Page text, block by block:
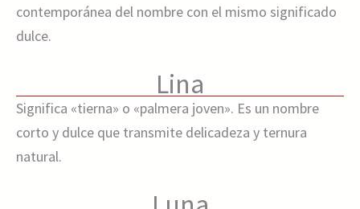
contemporánea del nombre con el mismo significado
dulce.
Lina
Significa «tierna» o «palmera joven». Es un nombre
corto y dulce que transmite delicadeza y ternura
natural.